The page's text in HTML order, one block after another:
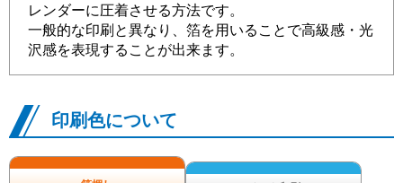
レンダーに圧着させる方法です。
一般的な印刷と異なり、箔を用いることで高級感・光
沢感を表現することが出来ます。
印刷色について